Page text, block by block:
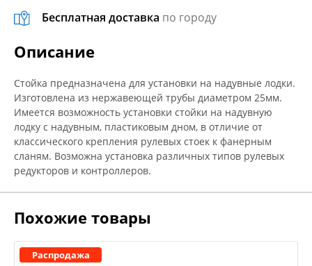
Бесплатная доставка по городу
Описание
Стойка предназначена для установки на надувные лодки.
Изготовлена из нержавеющей трубы диаметром 25мм.
Имеется возможность установки стойки на надувную
лодку с надувным, пластиковым дном, в отличие от
классического крепления рулевых стоек к фанерным
сланям. Возможна установка различных типов рулевых
редукторов и контроллеров.
Похожие товары
Распродажа